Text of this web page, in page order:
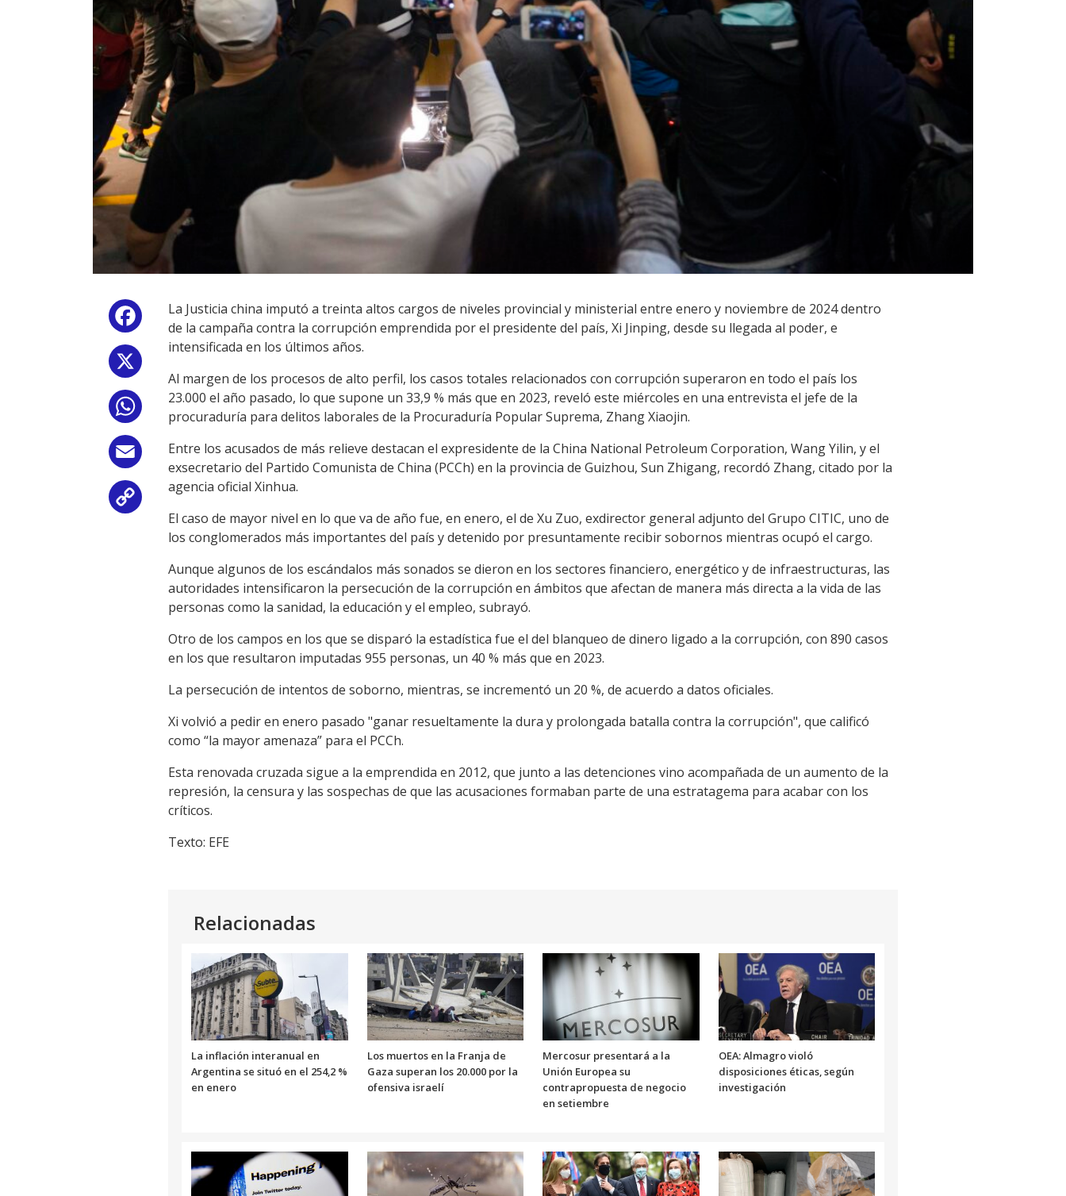
Facebook
Email
Link
La Justicia china imputó a treinta altos cargos de niveles provincial y ministerial entre enero y noviembre de 2024 dentro
de la campaña contra la corrupción emprendida por el presidente del país, Xi Jinping, desde su llegada al poder, e
intensificada en los últimos años.
Al margen de los procesos de alto perfil, los casos totales relacionados con corrupción superaron en todo el país los
23.000 el año pasado, lo que supone un 33,9 % más que en 2023, reveló este miércoles en una entrevista el jefe de la
procuraduría para delitos laborales de la Procuraduría Popular Suprema, Zhang Xiaojin.
Entre los acusados de más relieve destacan el expresidente de la China National Petroleum Corporation, Wang Yilin, y el
exsecretario del Partido Comunista de China (PCCh) en la provincia de Guizhou, Sun Zhigang, recordó Zhang, citado por la
agencia oficial Xinhua.
El caso de mayor nivel en lo que va de año fue, en enero, el de Xu Zuo, exdirector general adjunto del Grupo CITIC, uno de
los conglomerados más importantes del país y detenido por presuntamente recibir sobornos mientras ocupó el cargo.
Aunque algunos de los escándalos más sonados se dieron en los sectores financiero, energético y de infraestructuras, las
autoridades intensificaron la persecución de la corrupción en ámbitos que afectan de manera más directa a la vida de las
personas como la sanidad, la educación y el empleo, subrayó.
Otro de los campos en los que se disparó la estadística fue el del blanqueo de dinero ligado a la corrupción, con 890 casos
en los que resultaron imputadas 955 personas, un 40 % más que en 2023.
La persecución de intentos de soborno, mientras, se incrementó un 20 %, de acuerdo a datos oficiales.
Xi volvió a pedir en enero pasado "ganar resueltamente la dura y prolongada batalla contra la corrupción", que calificó
como “la mayor amenaza” para el PCCh.
Esta renovada cruzada sigue a la emprendida en 2012, que junto a las detenciones vino acompañada de un aumento de la
represión, la censura y las sospechas de que las acusaciones formaban parte de una estratagema para acabar con los
críticos.
Texto: EFE
Relacionadas
La inflación interanual en
Argentina se situó en el 254,2 %
en enero
Los muertos en la Franja de
Gaza superan los 20.000 por la
ofensiva israelí
Mercosur presentará a la
Unión Europea su
contrapropuesta de negocio
en setiembre
OEA: Almagro violó
disposiciones éticas, según
investigación